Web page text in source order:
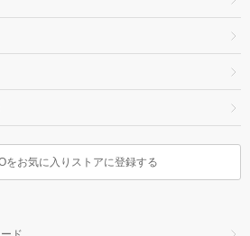
をお気に入りストアに登録する